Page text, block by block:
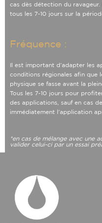
cas dès détection du ravageur.
tous les 7-10 jours sur la
Fréquence :
Il est important d’adapter les
conditions régionales afin que
physique se fasse avant la
Tous les 7-10 jours pour
des applications, sauf en cas
immédiatement l’application
*en cas de mélange avec une
valider celui-ci par un essai